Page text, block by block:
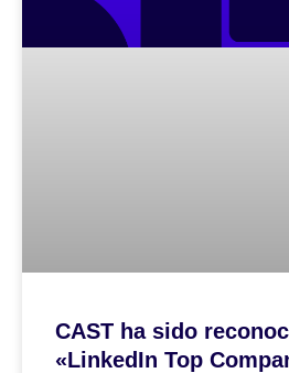
CAST ha sido
«LinkedIn Top